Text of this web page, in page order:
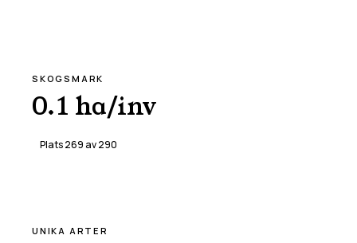
SKOGSMARK
0.1 ha/inv
Plats269 av290
UNIKA ARTER